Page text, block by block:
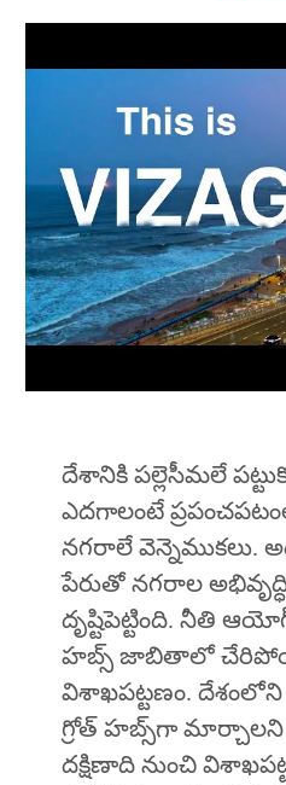
దేశానికి పల్లెసీమలే
ఎదగాలంటే
నగరాలే వెన్నెముకలు.
పేరుతో నగరాల
దృష్టిపెట్టింది. నీతి
హబ్స్ జాబితాలో
విశాఖపట్టణం.
గ్రోత్ హబ్స్‌గా మార్చాలని
దక్షిణాది నుంచి